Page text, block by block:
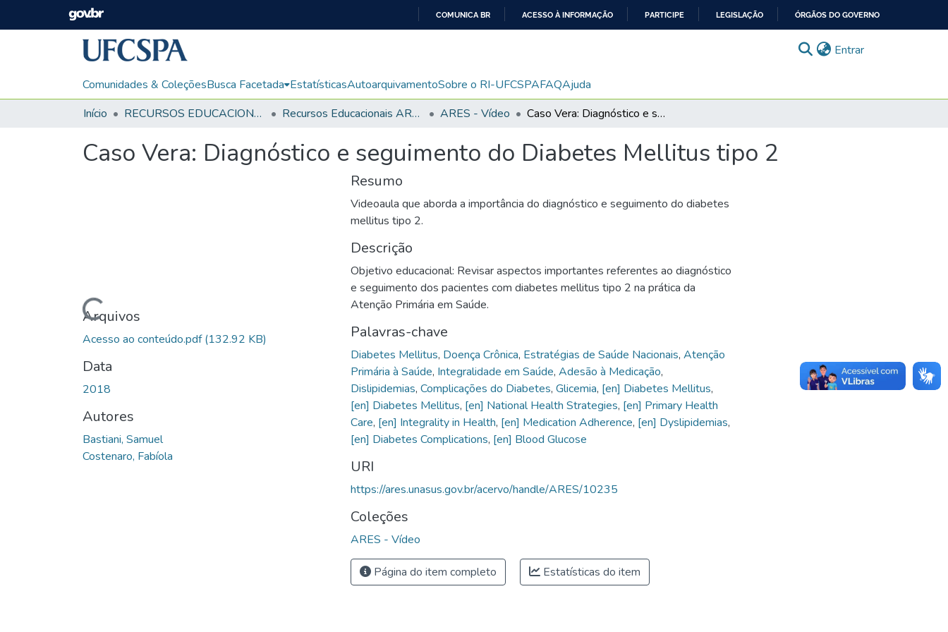
CONTEÚDO
COMUNICA BR ACESSO À INFORMAÇÃO PARTICIPE LEGISLAÇÃO ÓRGÃOS DO GOVERNO
Entrar(current)
Comunidades & ColeçõesBusca Facetada EstatísticasAutoarquivamentoSobre o RI-UFCSPAFAQAjuda
Início
RECURSOS EDUCACIONAIS Recursos Educacionais ARES/UNA-SUS ARES - Vídeo Caso Vera: Diagnóstico e seguimento do Diabetes Mellitus tipo 2
Caso Vera: Diagnóstico e seguimento do Diabetes Mellitus tipo 2
Carregando...
Arquivos
Acesso ao conteúdo.pdf(132.92 KB)
Data
2018
Autores
Bastiani, Samuel
Costenaro, Fabíola
Resumo
Videoaula que aborda a importância do diagnóstico e seguimento do diabetes
mellitus tipo 2.
Descrição
Objetivo educacional: Revisar aspectos importantes referentes ao diagnóstico
e seguimento dos pacientes com diabetes mellitus tipo 2 na prática da
Atenção Primária em Saúde.
Palavras-chave
Diabetes Mellitus, Doença Crônica, Estratégias de Saúde Nacionais, Atenção
Primária à Saúde, Integralidade em Saúde, Adesão à Medicação,
Dislipidemias, Complicações do Diabetes, Glicemia, [en] Diabetes Mellitus,
[en] Diabetes Mellitus, [en] National Health Strategies, [en] Primary Health
Care, [en] Integrality in Health, [en] Medication Adherence, [en] Dyslipidemias,
[en] Diabetes Complications, [en] Blood Glucose
URI
https://ares.unasus.gov.br/acervo/handle/ARES/10235
Coleções
ARES - Vídeo
Página do item completo Estatísticas do item